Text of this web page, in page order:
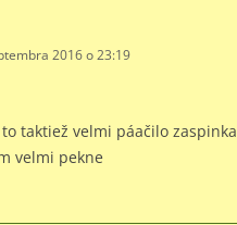
2016 o 23:19
taktiež velmi páačilo
velmi pekne